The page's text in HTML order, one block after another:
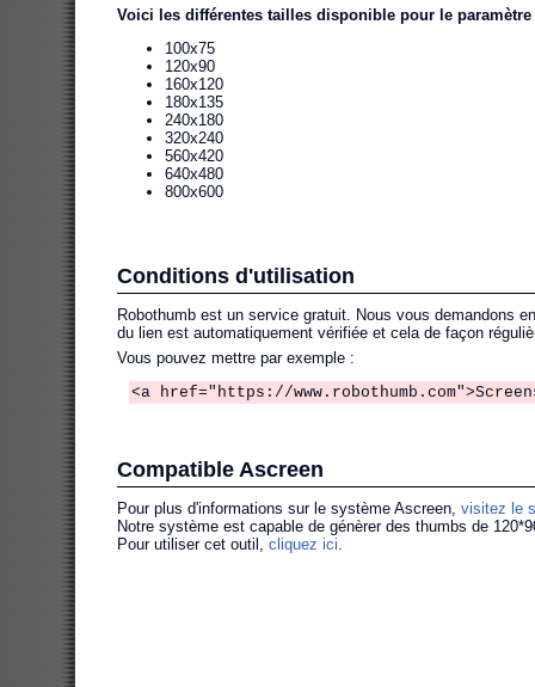
Voici les différentes tailles disponible pour le paramètre
100x75
120x90
160x120
180x135
240x180
320x240
560x420
640x480
800x600
Conditions d'utilisation
Robothumb est un service gratuit. Nous vous demandons
du lien est automatiquement vérifiée et cela de façon
Vous pouvez mettre par exemple :
<a href="https://
Compatible Ascreen
Pour plus d'informations sur le système Ascreen, visitez le
Notre système est capable de génèrer des thumbs de
Pour utiliser cet outil, cliquez ici